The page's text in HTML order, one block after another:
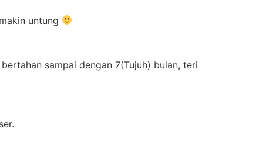
untung
sampai dengan 7(Tujuh) bulan, teri